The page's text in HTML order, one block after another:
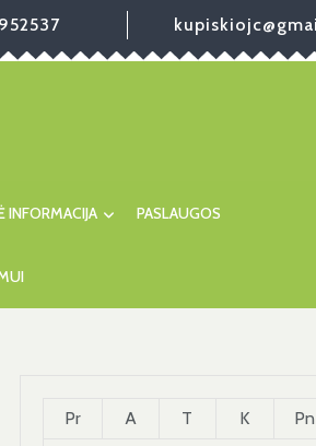
INFORMACIJA PASLAUGOS
Pr A T K Pn